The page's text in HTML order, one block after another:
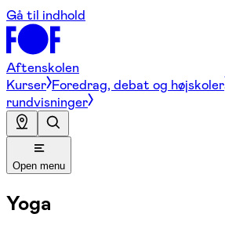
Gå til indhold
Aftenskolen
Kurser Foredrag, debat og højskoler
rundvisninger
Open menu
Yoga